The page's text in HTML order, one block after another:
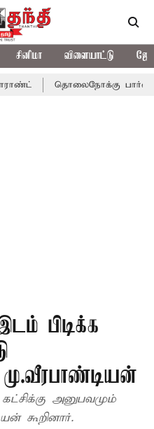
சினிமா விளையாட்டு
தொலைநோக்கு பார்வையுடன்
பிடிக்க
அனுபவமும்
கூறினார்.